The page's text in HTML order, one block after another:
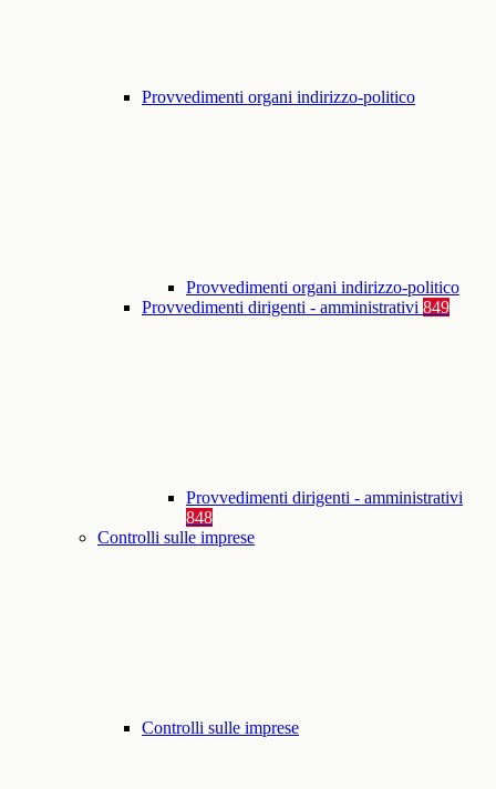
Provvedimenti organi indirizzo-politico
Provvedimenti organi indirizzo-politico
Provvedimenti dirigenti - amministrativi 849
Provvedimenti dirigenti - amministrativi
848
Controlli sulle imprese
Controlli sulle imprese